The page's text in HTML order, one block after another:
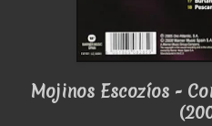
Mojinos Escozíos -